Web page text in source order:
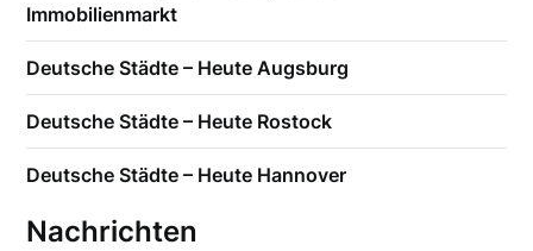
Immobilienmarkt
Deutsche Städte – Heute Augsburg
Deutsche Städte – Heute Rostock
Deutsche Städte – Heute Hannover
Nachrichten